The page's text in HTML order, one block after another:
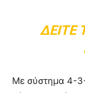
ΔΕΊΤΕ
Mε σύστημα 4-